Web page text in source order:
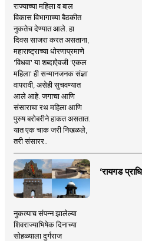
राज्याच्या महिला व बाल
विकास विभागाच्या बैठकीत
नुकतेच देण्यात आले. हा
दिवस साजरा करत असताना,
महाराष्ट्राच्या धोरणाप्रमाणे
'विधवा' या शब्दाऐवजी 'एकल
महिला' ही सन्मानजनक संज्ञा
वापरावी, असेही सुचवण्यात
आले आहे. जगाचा आणि
संसाराचा रथ महिला आणि
पुरुष बरोबरीने हाकत असतात.
यात एक चाक जरी निखळले,
तरी संसारर..
‘रायगड
नुकत्याच संपन्न झालेल्या
शिवराज्याभिषेक दिनाच्या
सोहळ्याला दुर्गराज